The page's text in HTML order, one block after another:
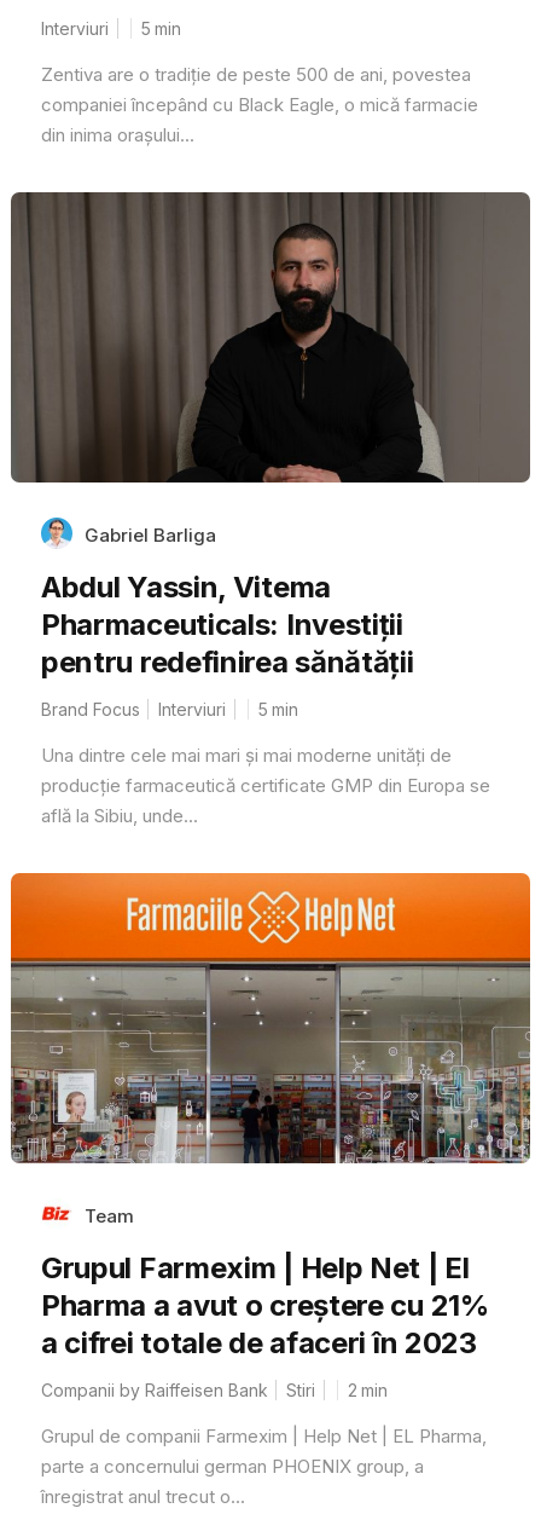
Interviuri 5 min
Zentiva are o tradiție de peste 500 de ani, povestea
companiei începând cu Black Eagle, o mică farmacie
din inima orașului...
Gabriel Barliga
Abdul Yassin, Vitema
Pharmaceuticals: Investiții
pentru redefinirea sănătății
Brand Focus Interviuri 5 min
Una dintre cele mai mari și mai moderne unități de
producție farmaceutică certificate GMP din Europa se
află la Sibiu, unde...
Team
Grupul Farmexim | Help Net | El
Pharma a avut o creștere cu 21%
a cifrei totale de afaceri în 2023
Companii by Raiffeisen Bank Stiri 2 min
Grupul de companii Farmexim | Help Net | EL Pharma,
parte a concernului german PHOENIX group, a
înregistrat anul trecut o...